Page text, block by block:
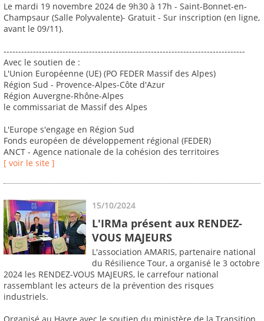
Le mardi 19 novembre 2024 de 9h30 à 17h - Saint-Bonnet-en-
Champsaur (Salle Polyvalente)- Gratuit - Sur inscription (en ligne,
avant le 09/11).
----------------------------------------------------------------------------------
Avec le soutien de :
L'Union Européenne (UE) (PO FEDER Massif des Alpes)
Région Sud - Provence-Alpes-Côte d'Azur
Région Auvergne-Rhône-Alpes
le commissariat de Massif des Alpes
L'Europe s'engage en Région Sud
Fonds européen de développement régional (FEDER)
ANCT - Agence nationale de la cohésion des territoires
[ voir le site ]
15/10/2024
L'IRMa présent aux RENDEZ-
VOUS MAJEURS
L'association AMARIS, partenaire national
du Résilience Tour, a organisé le 3 octobre
2024 les RENDEZ-VOUS MAJEURS, le carrefour national
rassemblant les acteurs de la prévention des risques
industriels.